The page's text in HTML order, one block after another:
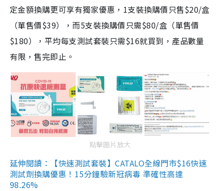
定金額換購更可享有獨家優惠，1支裝換購價只售$20/盒
（單售價$39），而5支裝換購價只需$80/盒（單售價
$180），平均每支測試套裝只需$16就買到，產品數量
有限，售完即止。
點擊圖片放大
延伸閱讀：【快速測試套裝】CATALO全線門市$16快速
測試劑換購優惠！15分鐘驗新冠病毒 準確性高達
98.26%